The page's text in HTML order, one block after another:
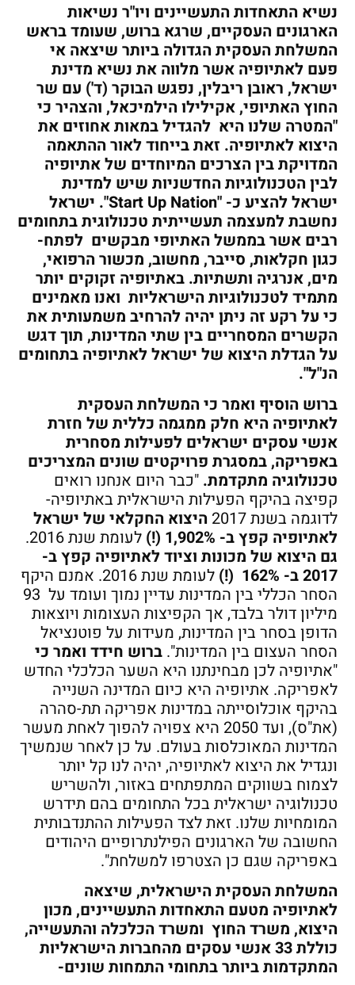
נשיא התאחדות התעשיינים ויו"ר נשיאות
הארגונים העסקיים, שרגא ברוש, שעומד בראש
המשלחת העסקית הגדולה ביותר שיצאה אי
פעם לאתיופיה אשר מלווה את נשיא מדינת
ישראל, ראובן ריבלין, נפגש הבוקר (ד') עם שר
החוץ האתיופי, אקילילו הילמיכאל, והצהיר כי
"המטרה שלנו היא להגדיל במאות אחוזים את
היצוא לאתיופיה. זאת בייחוד לאור ההתאמה
המדויקת בין הצרכים המיוחדים של אתיופיה
לבין הטכנולוגיות החדשניות שיש למדינת
ישראל להציע כ- "Start Up Nation". ישראל
נחשבת למעצמה תעשייתית טכנולוגית בתחומים
רבים אשר בממשל האתיופי מבקשים לפתח-
כגון חקלאות, סייבר, מחשוב, מכשור הרפואי,
מים, אנרגיה ותשתיות. באתיופיה זקוקים יותר
מתמיד לטכנולוגיות הישראליות ואנו מאמינים
כי על רקע זה ניתן יהיה להרחיב משמעותית את
הקשרים המסחריים בין שתי המדינות, תוך דגש
על הגדלת היצוא של ישראל לאתיופיה בתחומים
הנ"ל".
ברוש הוסיף ואמר כי המשלחת העסקית
לאתיופיה היא חלק ממגמה כללית של חזרת
אנשי עסקים ישראלים לפעילות מסחרית
באפריקה, במסגרת פרויקטים שונים המצריכים
טכנולוגיה מתקדמת. "כבר היום אנחנו רואים
קפיצה בהיקף הפעילות הישראלית באתיופיה-
לדוגמה בשנת 2017
היצוא החקלאי של ישראל
לאתיופיה קפץ ב- 1,902% (!)
לעומת שנת 2016.
גם היצוא של מכונות וציוד לאתיופיה קפץ ב-
2017 ב- 162% (!)
לעומת שנת 2016. אמנם היקף
הסחר הכללי בין המדינות עדיין נמוך ועומד על 93
מיליון דולר בלבד, אך הקפיצות העצומות ויוצאות
הדופן בסחר בין המדינות, מעידות על פוטנציאל
הסחר העצום בין המדינות". ברוש חידד ואמר כי
"אתיופיה לכן מבחינתנו היא השער הכלכלי החדש
לאפריקה. אתיופיה היא כיום המדינה השנייה
בהיקף אוכלוסייתה במדינות אפריקה תת-סהרה
(את"ס), ועד 2050 היא צפויה להפוך לאחת מעשר
המדינות המאוכלסות בעולם. על כן לאחר שנמשיך
ונגדיל את היצוא לאתיופיה, יהיה לנו קל יותר
לצמוח בשווקים המתפתחים באזור, ולהשריש
טכנולוגיה ישראלית בכל התחומים בהם תידרש
המומחיות שלנו. זאת לצד הפעילות ההתנדבותית
החשובה של הארגונים הפילנתרופיים היהודים
באפריקה שגם כן הצטרפו למשלחת".
המשלחת העסקית הישראלית, שיצאה
לאתיופיה מטעם התאחדות התעשיינים, מכון
היצוא, משרד החוץ ומשרד הכלכלה והתעשייה,
כוללת 33 אנשי עסקים מהחברות הישראליות
המתקדמות ביותר בתחומי התמחות שונים-